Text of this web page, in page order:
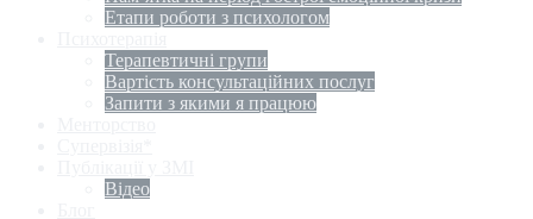
Етапи роботи з психологом
Терапевтичні групи
Вартість консультаційних послуг
Запити з якими я працюю
Відео